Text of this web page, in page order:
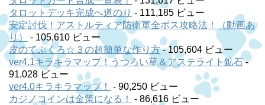
タロットデッキ完成へ道のり - 111,185 ビュー
安定討伐！アストルティア防衛軍全ボス攻略法！（動画あ
り）
- 105,610 ビュー
皮のてぶくろ☆３の超簡単な作り方- 105,604 ビュー
ver4.1キラキラマップ！うつろい草＆アステライト鉱石-
91,028 ビュー
ver4.0キラキラマップ！
- 90,250 ビュー
カジノコインは金策になる！
- 86,616 ビュー